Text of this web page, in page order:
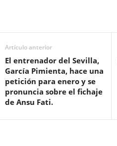
Artículo anterior
El entrenador del Sevilla,
García Pimienta, hace una
petición para enero y se
pronuncia sobre el fichaje
de Ansu Fati.